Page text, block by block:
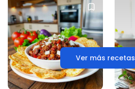
Ver más recetas